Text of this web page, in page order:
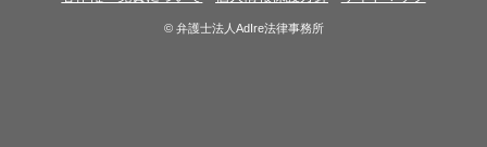
© 弁護士法人AdIre法律事務所